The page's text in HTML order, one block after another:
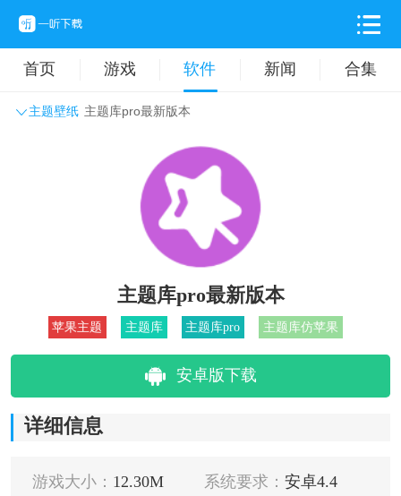
首页 游戏 软件 新闻 合集
主题壁纸 主题库pro最新版本
主题壁纸 旅游出行
拍摄美化 时尚购物
主题库pro最新版本
苹果主题 主题库 主题库pro 主题库仿苹果
安卓版下载
详细信息
游戏大小： 12.30M 系统要求： 安卓4.4